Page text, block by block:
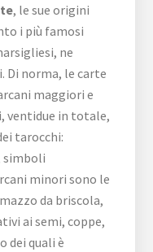
, le sue origini
i più famosi
ne
Di norma, le carte
maggiori e
ventidue in totale,
tarocchi:
simboli
minori sono le
da briscola,
ai semi, coppe,
dei quali è